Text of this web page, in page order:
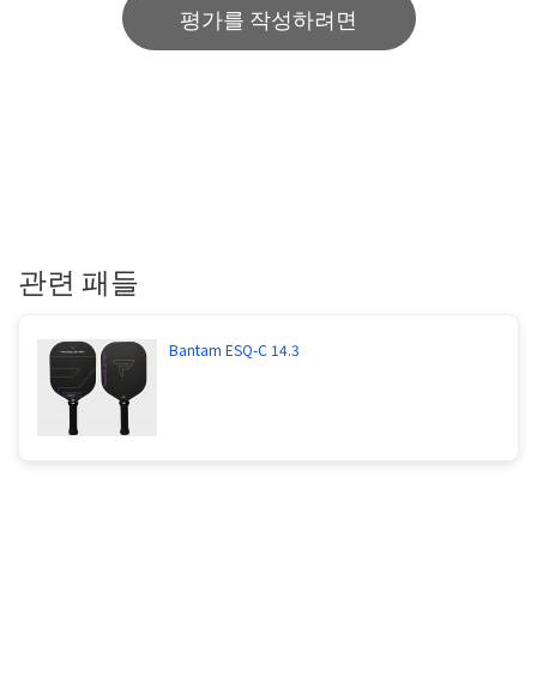
평가를 작성하려면
관련 패들
Bantam ESQ-C 14.3